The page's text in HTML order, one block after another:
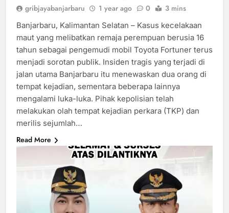
gribjayabanjarbaru 1 year ago 0 3 mins
Banjarbaru, Kalimantan Selatan – Kasus kecelakaan
maut yang melibatkan remaja perempuan berusia 16
tahun sebagai pengemudi mobil Toyota Fortuner terus
menjadi sorotan publik. Insiden tragis yang terjadi di
jalan utama Banjarbaru itu menewaskan dua orang di
tempat kejadian, sementara beberapa lainnya
mengalami luka-luka. Pihak kepolisian telah
melakukan olah tempat kejadian perkara (TKP) dan
merilis sejumlah…
Read More